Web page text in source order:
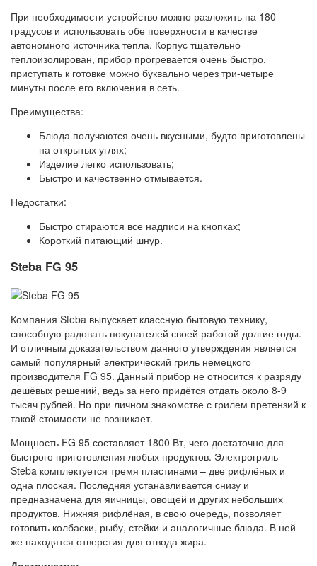
При необходимости устройство можно разложить на 180
градусов и использовать обе поверхности в качестве
автономного источника тепла. Корпус тщательно
теплоизолирован, прибор прогревается очень быстро,
приступать к готовке можно буквально через три-четыре
минуты после его включения в сеть.
Преимущества:
Блюда получаются очень вкусными, будто приготовлены
на открытых углях;
Изделие легко использовать;
Быстро и качественно отмывается.
Недостатки:
Быстро стираются все надписи на кнопках;
Короткий питающий шнур.
Steba FG 95
Компания Steba выпускает классную бытовую технику,
способную радовать покупателей своей работой долгие годы.
И отличным доказательством данного утверждения является
самый популярный электрический гриль немецкого
производителя FG 95. Данный прибор не относится к разряду
дешёвых решений, ведь за него придётся отдать около 8-9
тысяч рублей. Но при личном знакомстве с грилем претензий к
такой стоимости не возникает.
Мощность FG 95 составляет 1800 Вт, чего достаточно для
быстрого приготовления любых продуктов. Электрогриль
Steba комплектуется тремя пластинами – две рифлёных и
одна плоская. Последняя устанавливается снизу и
предназначена для яичницы, овощей и других небольших
продуктов. Нижняя рифлёная, в свою очередь, позволяет
готовить колбаски, рыбу, стейки и аналогичные блюда. В ней
же находятся отверстия для отвода жира.